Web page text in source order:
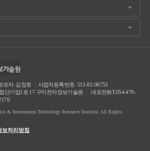
표자: 김장호
사업자등록번호: 513-82-06753
단기업1로 17 구미전자정보기술원
대표전화T.054-479-
& Information Technology Research Institute. All Rights
보처리방침